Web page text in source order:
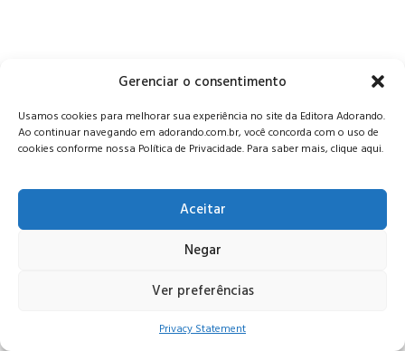
Gerenciar o consentimento
Usamos cookies para melhorar sua experiência no site da Editora Adorando.
Ao continuar navegando em adorando.com.br, você concorda com o uso de
cookies conforme nossa Política de Privacidade. Para saber mais, clique aqui.
Aceitar
Negar
Ver preferências
Privacy Statement
© Editora Adorando 2026. Todos os direitos reservados.
Consulte nossapolítica de privacidade.